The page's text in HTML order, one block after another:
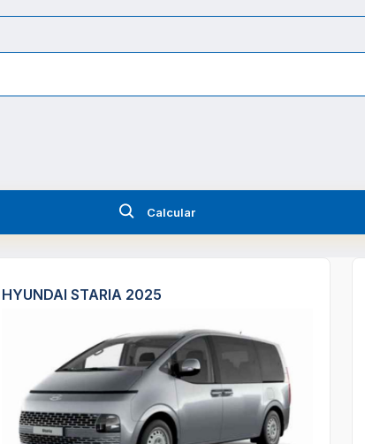
Calcular
HYUNDAI STARIA 2025